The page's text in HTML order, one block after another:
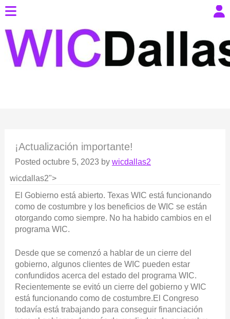
¡Actualización importante!
Posted octubre 5, 2023 by wicdallas2
wicdallas2">
El Gobierno está abierto. Texas WIC está funcionando
como de costumbre y los beneficios de WIC se están
otorgando como siempre. No ha habido cambios en el
programa WIC.
Desde que se comenzó a hablar de un cierre del
gobierno, algunos clientes de WIC pueden estar
confundidos acerca del estado del programa WIC.
Recientemente se evitó un cierre del gobierno y WIC
está funcionando como de costumbre.El Congreso
todavía está trabajando para conseguir financiación